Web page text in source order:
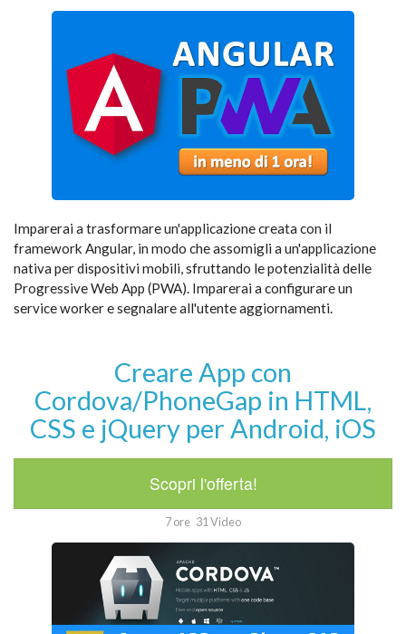
Imparerai a trasformare un'applicazione creata con il
framework Angular, in modo che assomigli a un'applicazione
nativa per dispositivi mobili, sfruttando le potenzialità delle
Progressive Web App (PWA). Imparerai a configurare un
service worker e segnalare all'utente aggiornamenti.
Creare App con
Cordova/PhoneGap in HTML,
CSS e jQuery per Android, iOS
Scopri l'offerta!
7 ore 31 Video